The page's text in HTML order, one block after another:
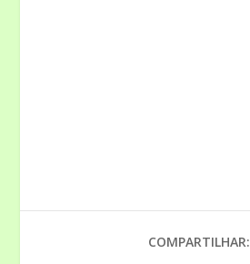
COMPARTILHAR: